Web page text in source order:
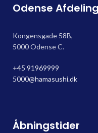
Odense Afdeling
Kongensgade 58B,
5000 Odense C.
+45 91969999
5000@hamasushi.dk
Åbningstider